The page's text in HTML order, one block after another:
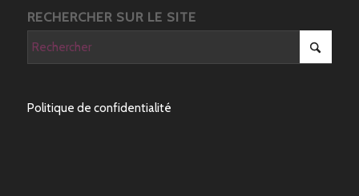
RECHERCHER SUR LE SITE
Politique de confidentialité